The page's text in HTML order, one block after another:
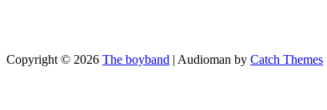
Copyright © 2026 The boyband | Audioman by Catch Themes